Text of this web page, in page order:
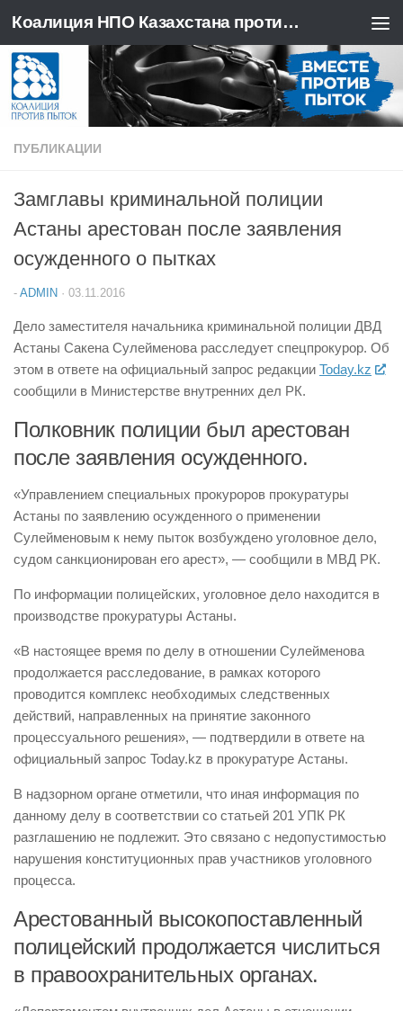
Перейти к содержимому Коалиция НПО Казахстана против пыток
ПУБЛИКАЦИИ
Замглавы криминальной полиции
Астаны арестован после заявления
осужденного о пытках
- ADMIN · 03.11.2016
Дело заместителя начальника криминальной полиции ДВД
Астаны Сакена Сулейменова расследует спецпрокурор. Об
этом в ответе на официальный запрос редакции Today.kz
сообщили в Министерстве внутренних дел РК.
Полковник полиции был арестован
после заявления осужденного.
«Управлением специальных прокуроров прокуратуры
Астаны по заявлению осужденного о применении
Сулейменовым к нему пыток возбуждено уголовное дело,
судом санкционирован его арест», — сообщили в МВД РК.
По информации полицейских, уголовное дело находится в
производстве прокуратуры Астаны.
«В настоящее время по делу в отношении Сулейменова
продолжается расследование, в рамках которого
проводится комплекс необходимых следственных
действий, направленных на принятие законного
процессуального решения», — подтвердили в ответе на
официальный запрос Today.kz в прокуратуре Астаны.
В надзорном органе отметили, что иная информация по
данному делу в соответствии со статьей 201 УПК РК
разглашению не подлежит. Это связано с недопустимостью
нарушения конституционных прав участников уголовного
процесса.
Арестованный высокопоставленный
полицейский продолжается числиться
в правоохранительных органах.